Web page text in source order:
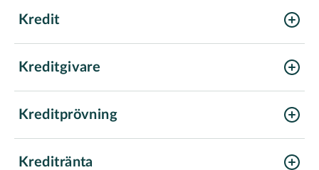
Kredit
Kreditgivare
Kreditprövning
Kreditränta